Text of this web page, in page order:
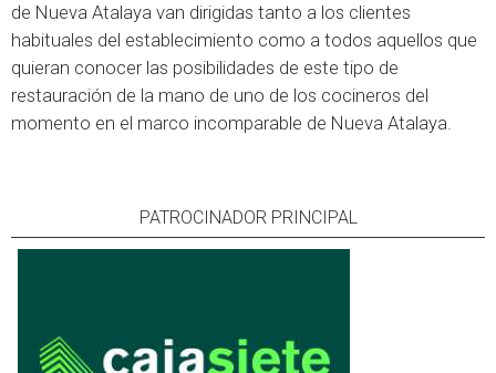
de Nueva Atalaya van dirigidas tanto a los clientes
habituales del establecimiento como a todos aquellos que
quieran conocer las posibilidades de este tipo de
restauración de la mano de uno de los cocineros del
momento en el marco incomparable de Nueva Atalaya.
PATROCINADOR PRINCIPAL